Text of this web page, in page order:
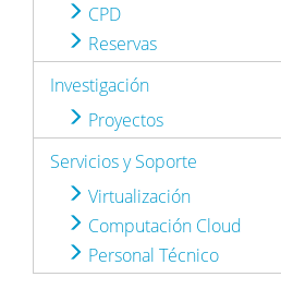
CPD
Reservas
Investigación
Proyectos
Servicios y Soporte
Virtualización
Computación Cloud
Personal Técnico